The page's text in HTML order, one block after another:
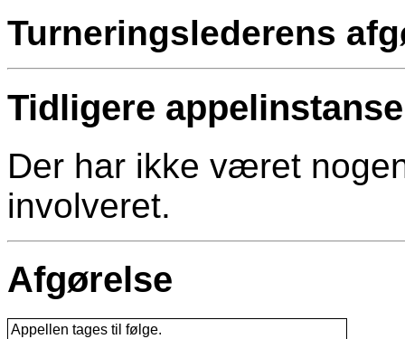
Turneringslederens
Tidligere
Der har ikke været
involveret.
Afgørelse
Appellen tages til følge.